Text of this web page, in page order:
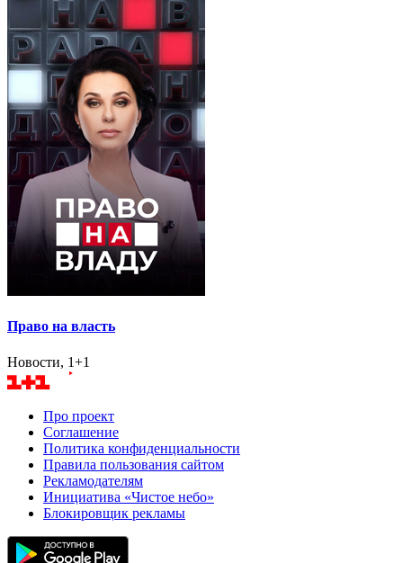
Право на власть
Новости, 1+1
Про проект
Соглашение
Политика конфиденциальности
Правила пользования сайтом
Рекламодателям
Инициатива «Чистое небо»
Блокировщик рекламы